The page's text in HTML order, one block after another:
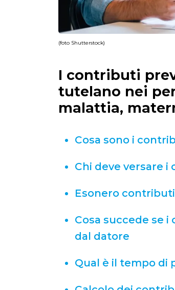
(foto Shutterstock)
I contributi
tutelano nei
malattia,
Cosa sono i
Chi deve versare
Esonero
Cosa succede se
dal datore
Qual è il tempo di